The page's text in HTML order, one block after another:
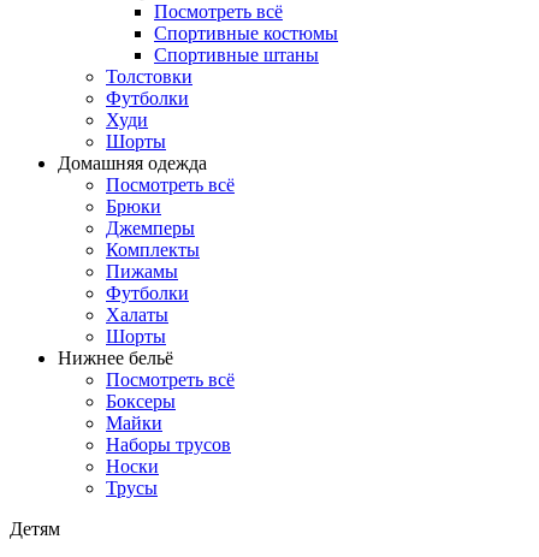
Посмотреть всё
Спортивные костюмы
Спортивные штаны
Толстовки
Футболки
Худи
Шорты
Домашняя одежда
Посмотреть всё
Брюки
Джемперы
Комплекты
Пижамы
Футболки
Халаты
Шорты
Нижнее бельё
Посмотреть всё
Боксеры
Майки
Наборы трусов
Носки
Трусы
Детям